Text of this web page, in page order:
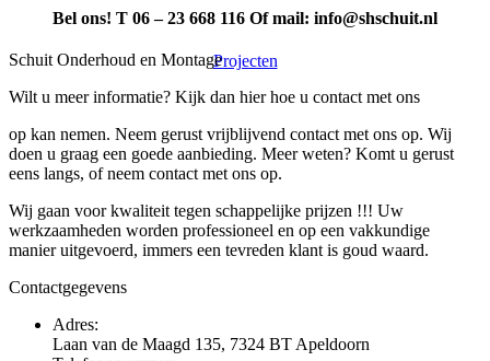
Bel ons! T 06 – 23 668 116 Of mail: info@shschuit.nl
Projecten
Schuit Onderhoud en Montage
Wilt u meer informatie? Kijk dan hier hoe u contact met ons
op kan nemen. Neem gerust vrijblijvend contact met ons op. Wij
doen u graag een goede aanbieding. Meer weten? Komt u gerust
eens langs, of neem contact met ons op.
Wij gaan voor kwaliteit tegen schappelijke prijzen !!! Uw
werkzaamheden worden professioneel en op een vakkundige
manier uitgevoerd, immers een tevreden klant is goud waard.
Contactgegevens
Adres:
Laan van de Maagd 135, 7324 BT Apeldoorn